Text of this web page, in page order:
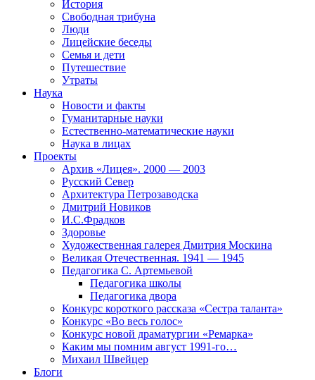
История
Свободная трибуна
Люди
Лицейские беседы
Семья и дети
Путешествие
Утраты
Наука
Новости и факты
Гуманитарные науки
Естественно-математические науки
Наука в лицах
Проекты
Архив «Лицея». 2000 — 2003
Русский Север
Архитектура Петрозаводска
Дмитрий Новиков
И.С.Фрадков
Здоровье
Художественная галерея Дмитрия Москина
Великая Отечественная. 1941 — 1945
Педагогика С. Артемьевой
Педагогика школы
Педагогика двора
Конкурс короткого рассказа «Сестра таланта»
Конкурс «Во весь голос»
Конкурс новой драматургии «Ремарка»
Каким мы помним август 1991-го…
Михаил Швейцер
Блоги